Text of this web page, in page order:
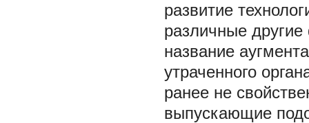
развитие
различные
название
утраченного
ранее не
выпускающие